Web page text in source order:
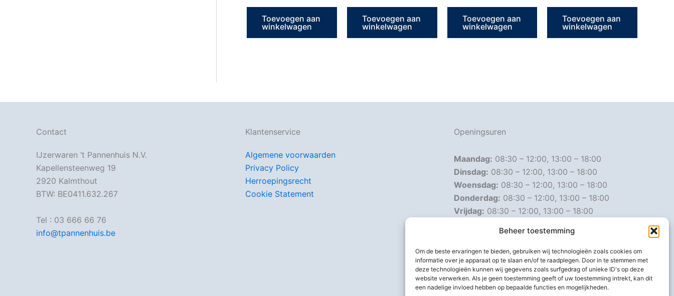
Beheer toestemming
Om de beste ervaringen te bieden, gebruiken wij technologieën zoals cookies om
informatie over je apparaat op te slaan en/of te raadplegen. Door in te stemmen met
deze technologieën kunnen wij gegevens zoals surfgedrag of unieke ID's op deze
website verwerken. Als je geen toestemming geeft of uw toestemming intrekt, kan dit
een nadelige invloed hebben op bepaalde functies en mogelijkheden.
Toevoegen aan
winkelwagen
Toevoegen aan
winkelwagen
Toevoegen aan
winkelwagen
Toevoegen aan
winkelwagen
Contact
IJzerwaren ‘t Pannenhuis N.V.
Kapellensteenweg 19
2920 Kalmthout
BTW: BE0411.632.267
Tel : 03 666 66 76
info@tpannenhuis.be
Klantenservice
Algemene voorwaarden
Privacy Policy
Herroepingsrecht
Cookie Statement
Openingsuren
Maandag: 08:30 – 12:00, 13:00 – 18:00
Dinsdag: 08:30 – 12:00, 13:00 – 18:00
Woensdag: 08:30 – 12:00, 13:00 – 18:00
Donderdag: 08:30 – 12:00, 13:00 – 18:00
Vrijdag: 08:30 – 12:00, 13:00 – 18:00
Gesloten
Afwijkende openingsuren